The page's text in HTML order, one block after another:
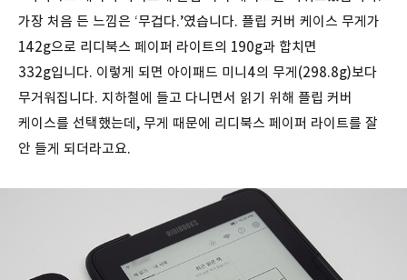
가장 처음 든 느낌은 ‘무겁다.’였습니다. 플립 커버 케이스 무게가
142g으로 리디북스 페이퍼 라이트의 190g과 합치면
332g입니다. 이렇게 되면 아이패드 미니4의 무게(298.8g)보다
무거워집니다. 지하철에 들고 다니면서 읽기 위해 플립 커버
케이스를 선택했는데, 무게 때문에 리디북스 페이퍼 라이트를 잘
안 들게 되더라고요.